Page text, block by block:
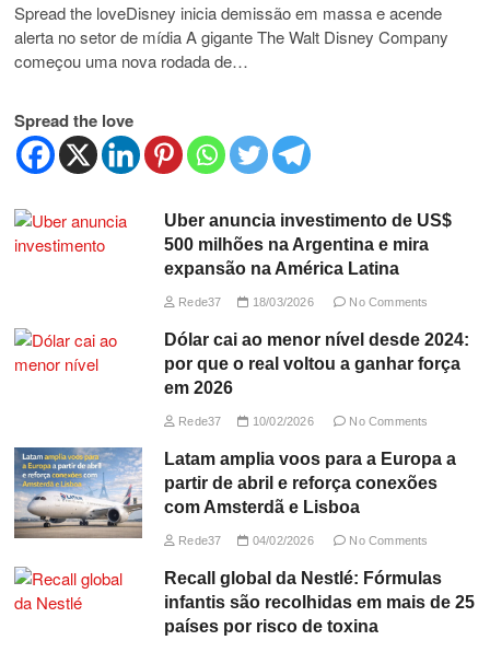
Spread the loveDisney inicia demissão em massa e acende
alerta no setor de mídia A gigante The Walt Disney Company
começou uma nova rodada de…
Spread the love
Uber anuncia investimento de US$
500 milhões na Argentina e mira
expansão na América Latina
Rede37 18/03/2026 No Comments
Dólar cai ao menor nível desde 2024:
por que o real voltou a ganhar força
em 2026
Rede37 10/02/2026 No Comments
Latam amplia voos para a Europa a
partir de abril e reforça conexões
com Amsterdã e Lisboa
Rede37 04/02/2026 No Comments
Recall global da Nestlé: Fórmulas
infantis são recolhidas em mais de 25
países por risco de toxina